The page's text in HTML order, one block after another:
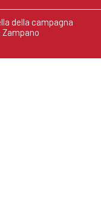
della campagna